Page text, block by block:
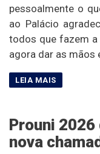
pessoalmente o
ao Palácio
todos que fazem a
agora dar as mãos
Prouni
nova